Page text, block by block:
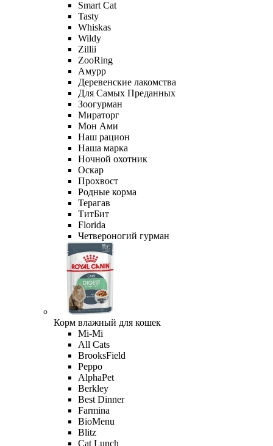
Smart Cat
Tasty
Whiskas
Wildy
Zillii
ZooRing
Амурр
Деревенские лакомства
Для Самых Преданных
Зоогурман
Мираторг
Мон Ами
Наш рацион
Наша марка
Ночной охотник
Оскар
Прохвост
Родные корма
Терагав
ТитБит
Florida
Четвероногий гурман
Корм влажный для кошек
Mi-Мi
All Cats
BrooksField
Peppo
AlphaPet
Berkley
Best Dinner
Farmina
BioMenu
Blitz
Cat Lunch